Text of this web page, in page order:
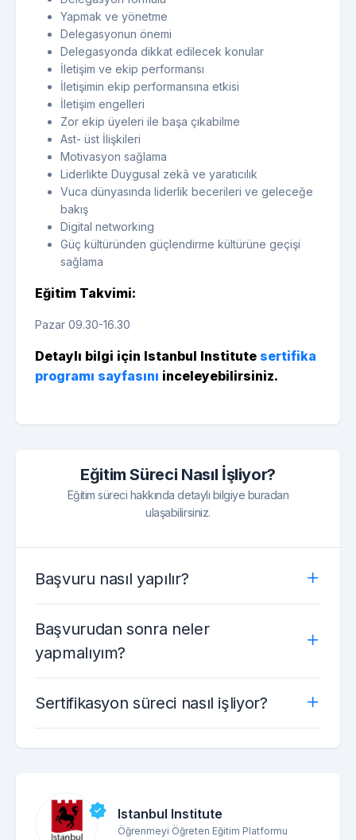
Yapmak ve yönetme
Delegasyonun önemi
Delegasyonda dikkat edilecek konular
İletişim ve ekip performansı
İletişimin ekip performansına etkisi
İletişim engelleri
Zor ekip üyeleri ile başa çıkabilme
Ast- üst İlişkileri
Motivasyon sağlama
Liderlikte Duygusal zekâ ve yaratıcılık
Vuca dünyasında liderlik becerileri ve geleceğe
bakış
Digital networking
Güç kültüründen güçlendirme kültürüne geçişi
sağlama
Eğitim Takvimi:
Pazar 09.30-16.30
Detaylı bilgi için Istanbul Institute sertifika
programı sayfasını inceleyebilirsiniz.
Eğitim Süreci Nasıl İşliyor?
Eğitim süreci hakkında detaylı bilgiye buradan
ulaşabilirsiniz.
Başvuru nasıl yapılır?
Başvurudan sonra neler
yapmalıyım?
Sertifikasyon süreci nasıl işliyor?
Istanbul Institute
Öğrenmeyi Öğreten Eğitim Platformu